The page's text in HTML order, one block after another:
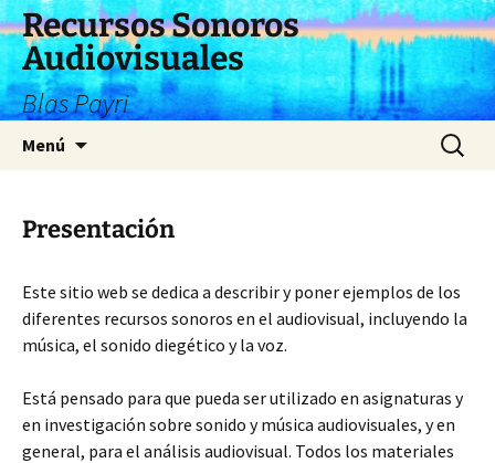
Saltar
al
contenido
Recursos Sonoros
Audiovisuales
Blas Payri
Menú Buscar:
Presentación
Este sitio web se dedica a describir y poner ejemplos de los
diferentes recursos sonoros en el audiovisual, incluyendo la
música, el sonido diegético y la voz.
Está pensado para que pueda ser utilizado en asignaturas y
en investigación sobre sonido y música audiovisuales, y en
general, para el análisis audiovisual. Todos los materiales